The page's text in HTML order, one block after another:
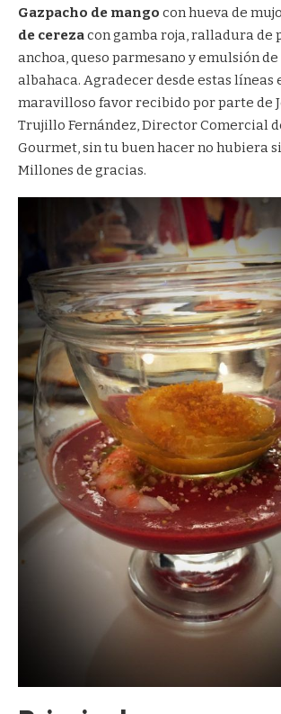
Gazpacho de mango con hueva de
de cerezacon gamba roja, ralladura de
anchoa, queso parmesano y emulsión
albahaca. Agradecer desde estas líneas
maravilloso favor recibido por parte de
Trujillo Fernández, Director Comercial
Gourmet, sin tu buen hacer no hubiera
Millones de gracias.